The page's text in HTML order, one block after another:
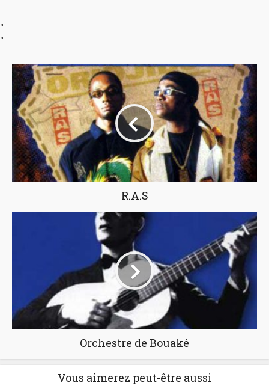
"
"
R.A.S
Orchestre de Bouaké
Vous aimerez peut-être aussi